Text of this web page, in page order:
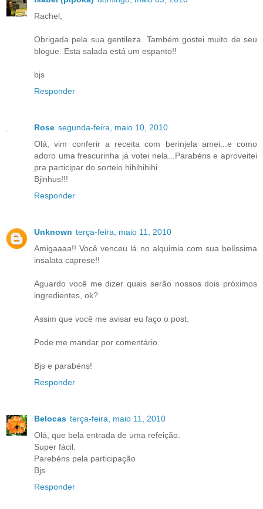
Rachel,
Obrigada pela sua gentileza. Também gostei muito de seu
blogue. Esta salada está um espanto!!
bjs
Responder
Rose segunda-feira, maio 10, 2010
Olá, vim conferir a receita com berinjela amei...e como
adoro uma frescurinha já votei nela...Parabéns e aproveitei
pra participar do sorteio hihihihihi
Bjinhus!!!
Responder
Unknown terça-feira, maio 11, 2010
Amigaaaa!! Você venceu lá no alquimia com sua belíssima
insalata caprese!!
Aguardo você me dizer quais serão nossos dois próximos
ingredientes, ok?
Assim que você me avisar eu faço o post.
Pode me mandar por comentário.
Bjs e parabéns!
Responder
Belocas terça-feira, maio 11, 2010
Olá, que bela entrada de uma refeição.
Super fácil.
Parebéns pela participação
Bjs
Responder